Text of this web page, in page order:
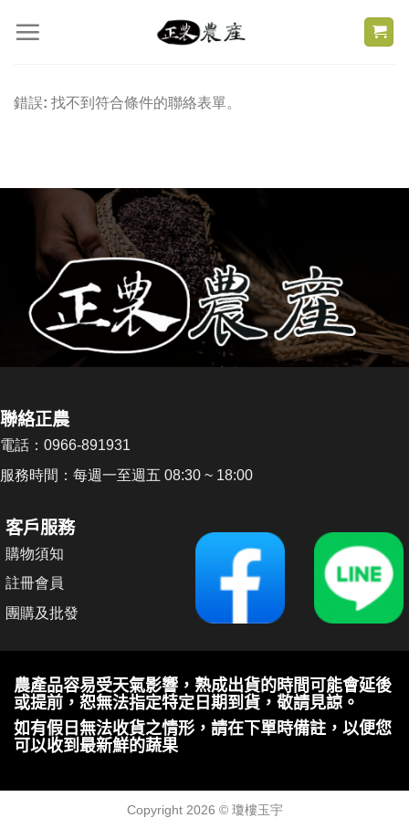
錯誤: 找不到符合條件的聯絡表單。
聯絡正農
電話：0966-891931
服務時間：每週一至週五 08:30 ~ 18:00
客戶服務
購物須知
註冊會員
團購及批發
農產品容易受天氣影響，熟成出貨的時間可能會延後
或提前，恕無法指定特定日期到貨，敬請見諒。
如有假日無法收貨之情形，請在下單時備註，以便您
可以收到最新鮮的蔬果
Copyright 2026 © 瓊樓玉宇